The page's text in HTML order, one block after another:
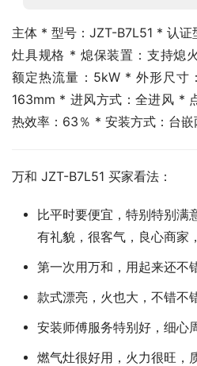
主体 * 型号：JZT-B7L51 * 认证
灶具规格 * 熄保装置：支持熄
额定热流量：5kW * 外形尺寸
163mm * 进风方式：全进风 *
热效率：63％ * 安装方式：台嵌
万和 JZT-B7L51 买家看法：
比平时要便宜，特别特别满
有礼貌，很客气，良心商家
第一次用万和，用起来还不
款式漂亮，火也大，不错不
安装师傅服务特别好，细心
燃气灶很好用，火力很旺，